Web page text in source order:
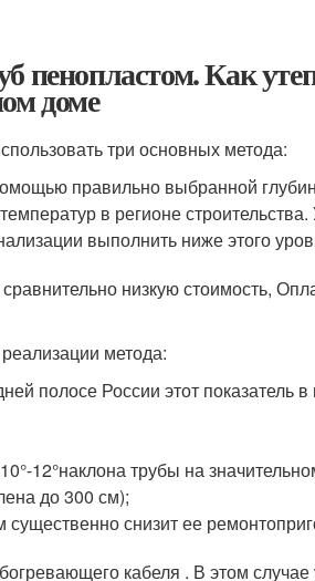
пенопластом. Как
доме
три основных метода:
правильно выбранной
в регионе
выполнить ниже этого
низкую стоимость,
метода:
полосе России этот показатель
12°наклона трубы на
до 300 см);
снизит ее
кабеля . В этом случае